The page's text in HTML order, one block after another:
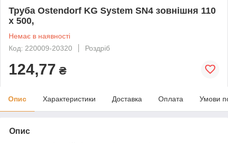
Труба Ostendorf KG System SN4 зовнішня 110
х 500,
Немає в наявності
Код: 220009-20320
Роздріб
124,77 ₴
Опис Характеристики Доставка Оплата Умови
Опис